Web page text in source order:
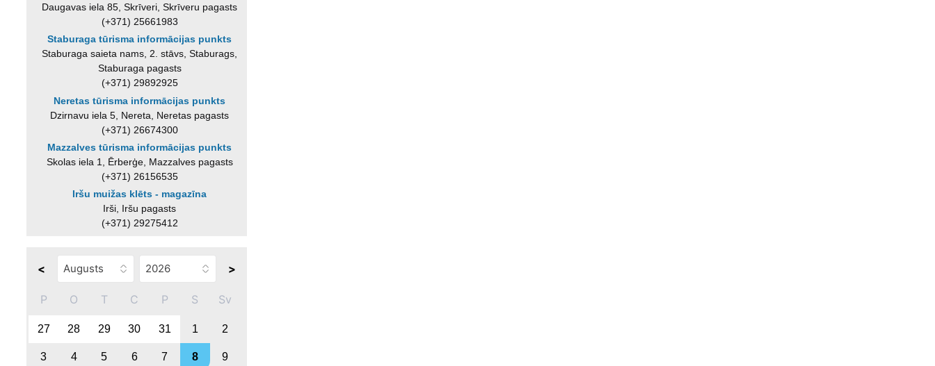
Daugavas iela 85, Skrīveri, Skrīveru pagasts
(+371) 25661983
Staburaga tūrisma informācijas punkts
Staburaga saieta nams, 2. stāvs, Staburags,
Staburaga pagasts
(+371) 29892925
Neretas tūrisma informācijas punkts
Dzirnavu iela 5, Nereta, Neretas pagasts
(+371) 26674300
Mazzalves tūrisma informācijas punkts
Skolas iela 1, Ērberģe, Mazzalves pagasts
(+371) 26156535
Iršu muižas klēts - magazīna
Irši, Iršu pagasts
(+371) 29275412
< >
P O T C P S Sv
27 28 29 30 31 1 2
3 4 5 6 7 8 9